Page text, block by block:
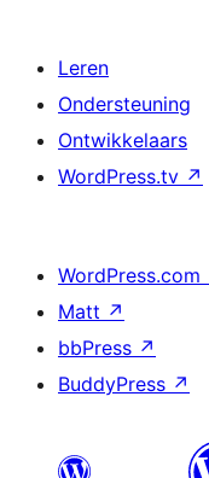
Leren
Ondersteuning
Ontwikkelaars
WordPress.tv ↗
WordPress.com
Matt ↗
bbPress ↗
BuddyPress ↗